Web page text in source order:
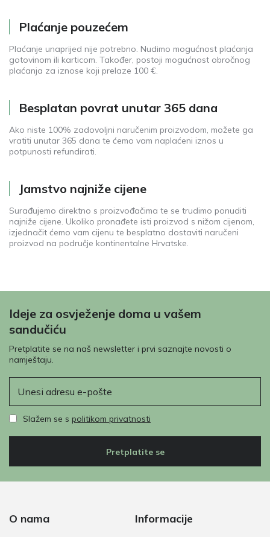
Plaćanje pouzećem
Plaćanje unaprijed nije potrebno. Nudimo mogućnost plaćanja
gotovinom ili karticom. Također, postoji mogućnost obročnog
plaćanja za iznose koji prelaze 100 €.
Besplatan povrat unutar 365 dana
Ako niste 100% zadovoljni naručenim proizvodom, možete ga
vratiti unutar 365 dana te ćemo vam naplaćeni iznos u
potpunosti refundirati.
Jamstvo najniže cijene
Surađujemo direktno s proizvođačima te se trudimo ponuditi
najniže cijene. Ukoliko pronađete isti proizvod s nižom cijenom,
izjednačit ćemo vam cijenu te besplatno dostaviti naručeni
proizvod na područje kontinentalne Hrvatske.
Ideje za osvježenje doma u vašem
sandučiću
Pretplatite se na naš newsletter i prvi saznajte novosti o
namještaju.
Slažem se s politikom privatnosti
Pretplatite se
O nama Informacije